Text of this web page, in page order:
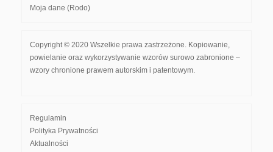
Moja dane (Rodo)
Copyright © 2020 Wszelkie prawa zastrzeżone. Kopiowanie,
powielanie oraz wykorzystywanie wzorów surowo zabronione –
wzory chronione prawem autorskim i patentowym.
Regulamin
Polityka Prywatności
Aktualności